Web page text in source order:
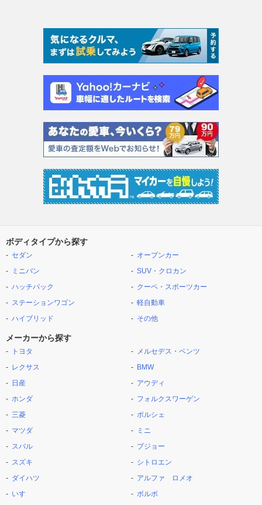
ボディタイプから探す
セダン
ミニバン
ハッチバック
ステーションワゴン
ハイブリッド
オープンカー
SUV・クロカン
クーペ・スポーツカー
軽自動車
その他
メーカーから探す
トヨタ
レクサス
日産
ホンダ
三菱
マツダ
スバル
スズキ
ダイハツ
いすゞ
メルセデス・ベンツ
BMW
アウディ
フォルクスワーゲン
ポルシェ
ミニ
プジョー
シトロエン
アルファ ロメオ
ボルボ